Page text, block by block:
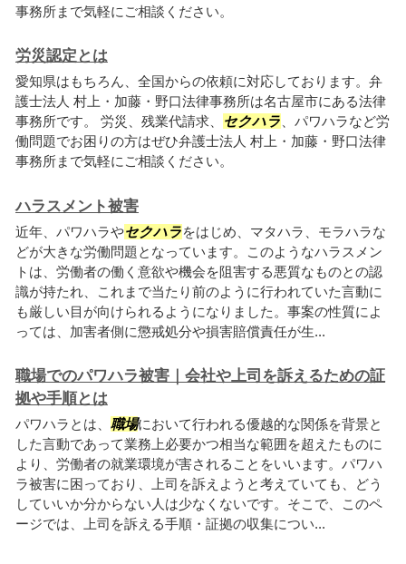
事務所まで気軽にご相談ください。
労災認定とは
愛知県はもちろん、全国からの依頼に対応しております。弁
護士法人 村上・加藤・野口法律事務所は名古屋市にある法律
事務所です。 労災、残業代請求、
セクハラ 、パワハラなど労
働問題でお困りの方はぜひ弁護士法人 村上・加藤・野口法律
事務所まで気軽にご相談ください。
ハラスメント被害
近年、パワハラやセクハラをはじめ、マタハラ、モラハラな
どが大きな労働問題となっています。このようなハラスメン
トは、労働者の働く意欲や機会を阻害する悪質なものとの認
識が持たれ、これまで当たり前のように行われていた言動に
も厳しい目が向けられるようになりました。事案の性質によ
っては、加害者側に懲戒処分や損害賠償責任が生...
職場でのパワハラ被害｜会社や上司を訴えるための証
拠や手順とは
パワハラとは、 職場において行われる優越的な関係を背景と
した言動であって業務上必要かつ相当な範囲を超えたものに
より、労働者の就業環境が害されることをいいます。パワハ
ラ被害に困っており、上司を訴えようと考えていても、どう
していいか分からない人は少なくないです。そこで、このペ
ージでは、上司を訴える手順・証拠の収集につい...